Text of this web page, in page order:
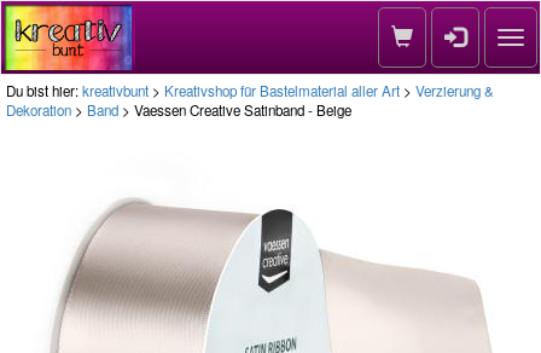
Du bist hier:kreativbunt > Kreativshop für Bastelmaterial aller Art > Verzierung &
Dekoration > Band > Vaessen Creative Satinband - Beige